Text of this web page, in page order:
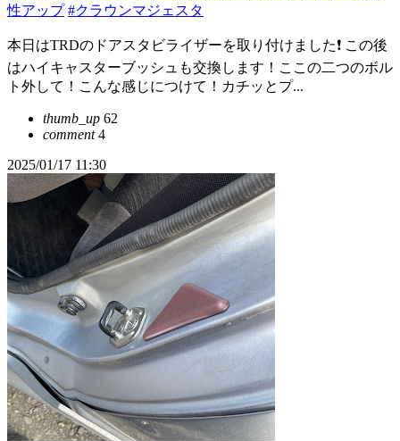
性アップ #クラウンマジェスタ
本日はTRDのドアスタビライザーを取り付けました❗️ この後
はハイキャスターブッシュも交換します！ここの二つのボル
ト外して！こんな感じにつけて！カチッとプ...
thumb_up 62
comment4
2025/01/17 11:30